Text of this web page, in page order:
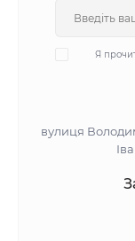
Я
вулиця